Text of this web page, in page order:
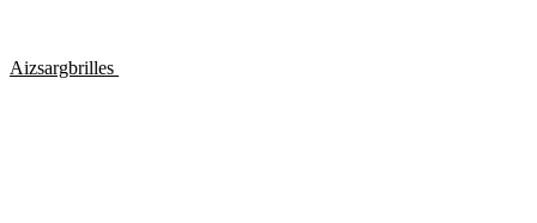
Aizsargbrilles